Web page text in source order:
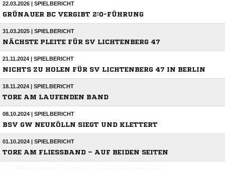
22.03.2026 | SPIELBERICHT
GRÜNAUER BC VERGIBT 2:0-FÜHRUNG
31.03.2025 | SPIELBERICHT
NÄCHSTE PLEITE FÜR SV LICHTENBERG 47
21.11.2024 | SPIELBERICHT
NICHTS ZU HOLEN FÜR SV LICHTENBERG 47 IN BERLIN
18.11.2024 | SPIELBERICHT
TORE AM LAUFENDEN BAND
08.10.2024 | SPIELBERICHT
BSV GW NEUKÖLLN SIEGT UND KLETTERT
01.10.2024 | SPIELBERICHT
TORE AM FLIESSBAND – AUF BEIDEN SEITEN